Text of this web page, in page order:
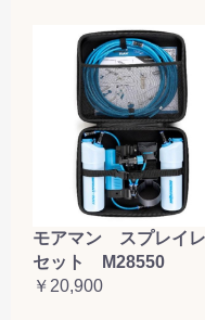
モアマン スプレイ
セット M28550
￥20,900